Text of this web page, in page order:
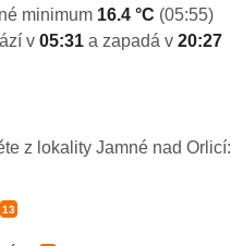
minimum 16.4 °C (05:55)
v 05:31 a zapadá v 20:27
z lokality Jamné nad Orlicí:
13